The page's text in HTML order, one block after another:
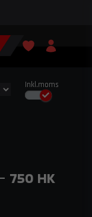
Inkl.moms
750 HK